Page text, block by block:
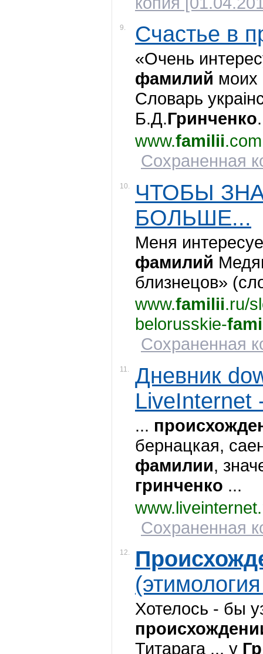
Счастье в
«Очень
фамилий моих
Словарь
Б.Д.Гринченко.
www.familii
Сохраненная
9.
ЧТОБЫ
БОЛЬШЕ...
Меня
фамилий
близнецов»
www.familii.ru/
belorusskie-
Сохраненная
10.
Дневник
LiveInternet
...
бернацкая,
фамилии,
гринченко ...
Сохраненная
11.
Хотелось - бы
Титарага ... у
12.